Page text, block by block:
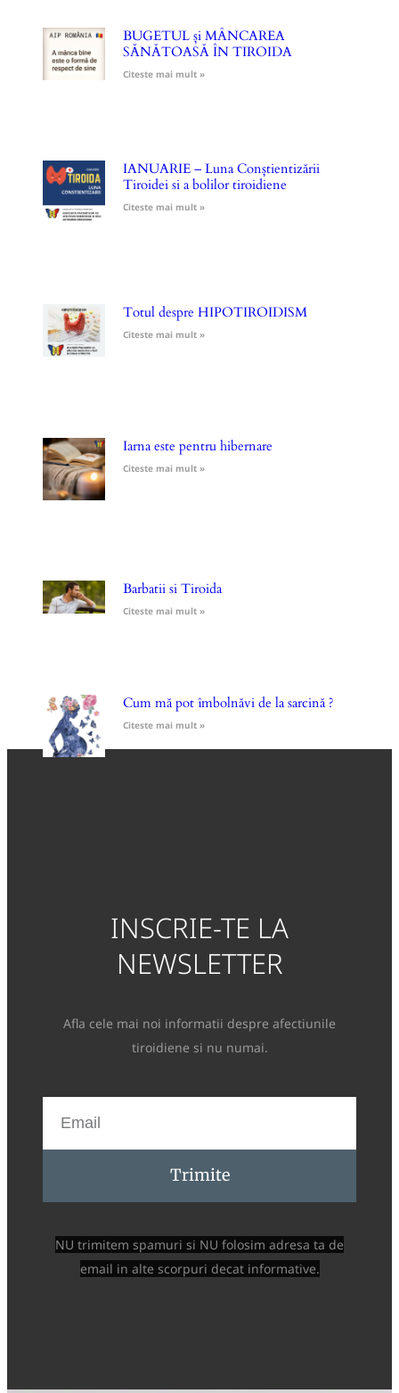
BUGETUL și MÂNCAREA
SĂNĂTOASĂ ÎN TIROIDA
Citeste mai mult »
IANUARIE – Luna Conștientizării
Tiroidei si a bolilor tiroidiene
Citeste mai mult »
Totul despre HIPOTIROIDISM
Citeste mai mult »
Iarna este pentru hibernare
Citeste mai mult »
Barbatii si Tiroida
Citeste mai mult »
Cum mă pot îmbolnăvi de la sarcină ?
Citeste mai mult »
INSCRIE-TE LA
NEWSLETTER
Afla cele mai noi informatii despre afectiunile
tiroidiene si nu numai.
Trimite
NU trimitem spamuri si NU folosim adresa ta de
email in alte scorpuri decat informative.